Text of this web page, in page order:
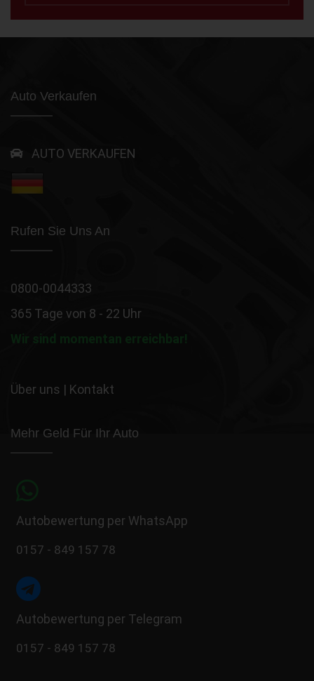
Auto Verkaufen
AUTO VERKAUFEN
Rufen Sie Uns An
0800-0044333
365 Tage von 8 - 22 Uhr
Wir sind momentan erreichbar!
Über uns | Kontakt
Mehr Geld Für Ihr Auto
Autobewertung per WhatsApp
0157 - 849 157 78
Autobewertung per Telegram
0157 - 849 157 78